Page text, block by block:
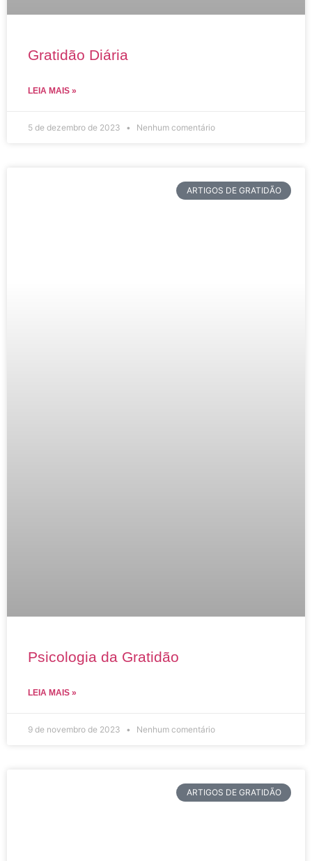
Gratidão Diária
LEIA MAIS »
5 de dezembro de 2023 Nenhum comentário
ARTIGOS DE GRATIDÃO
Psicologia da Gratidão
LEIA MAIS »
9 de novembro de 2023 Nenhum comentário
ARTIGOS DE GRATIDÃO